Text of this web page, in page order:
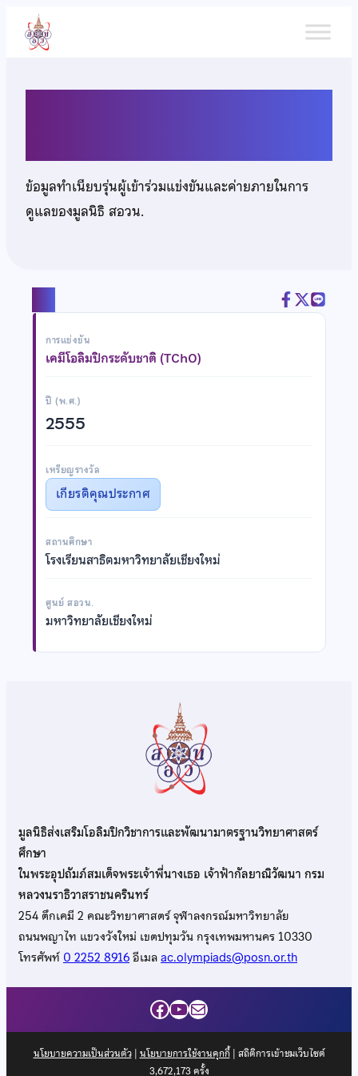
เนื้อหา
ข้อมูลทำเนียบรุ่นผู้เข้าร่วมแข่งขันและค่ายภายในการ
ดูแลของมูลนิธิ สอวน.
การแข่งขัน
เคมีโอลิมปิกระดับชาติ (TChO)
ปี (พ.ศ.)
2555
เหรียญรางวัล
เกียรติคุณประกาศ
สถานศึกษา
โรงเรียนสาธิตมหาวิทยาลัยเชียงใหม่
ศูนย์ สอวน.
มหาวิทยาลัยเชียงใหม่
มูลนิธิส่งเสริมโอลิมปิกวิชาการและพัฒนามาตรฐานวิทยาศาสตร์
ศึกษา
ในพระอุปถัมภ์สมเด็จพระเจ้าพี่นางเธอ เจ้าฟ้ากัลยาณิวัฒนา กรม
หลวงนราธิวาสราชนครินทร์
254 ตึกเคมี 2 คณะวิทยาศาสตร์ จุฬาลงกรณ์มหาวิทยาลัย
ถนนพญาไท แขวงวังใหม่ เขตปทุมวัน กรุงเทพมหานคร 10330
โทรศัพท์0 2252 8916อีเมลac.olympiads@posn.or.th
Facebook
YouTube
Mail
นโยบายความเป็นส่วนตัว| นโยบายการใช้งานคุกกี้| สถิติการเข้าชมเว็บไซต์
3,672,173ครั้ง